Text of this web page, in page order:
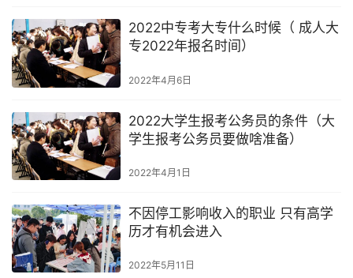
2022中专考大专什么时候（ 成人大
专2022年报名时间）
2022年4月6日
2022大学生报考公务员的条件（大
学生报考公务员要做啥准备）
2022年4月1日
不因停工影响收入的职业 只有高学
历才有机会进入
2022年5月11日